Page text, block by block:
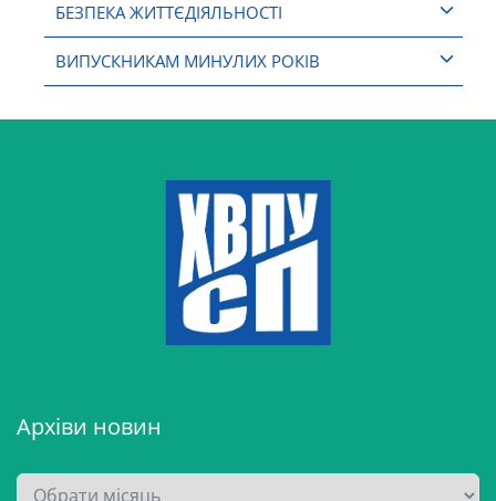
БЕЗПЕКА ЖИТТЄДІЯЛЬНОСТІ
ВИПУСКНИКАМ МИНУЛИХ РОКІВ
Архіви новин
А